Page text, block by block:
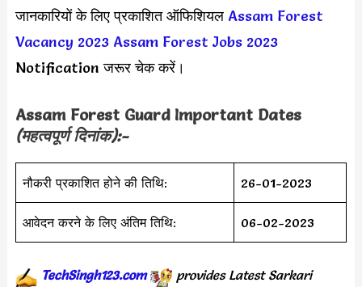
जानकारियों के लिए प्रकाशित ऑफिशियल Assam Forest
Vacancy 2023 Assam Forest Jobs 2023
Notification जरूर चेक करें।
Assam Forest Guard Important Dates
(महत्वपूर्ण दिनांक):-
नौकरी प्रकाशित होने की तिथि: 26-01-2023
आवेदन करने के लिए अंतिम तिथि: 06-02-2023
TechSingh123.com provides Latest Sarkari